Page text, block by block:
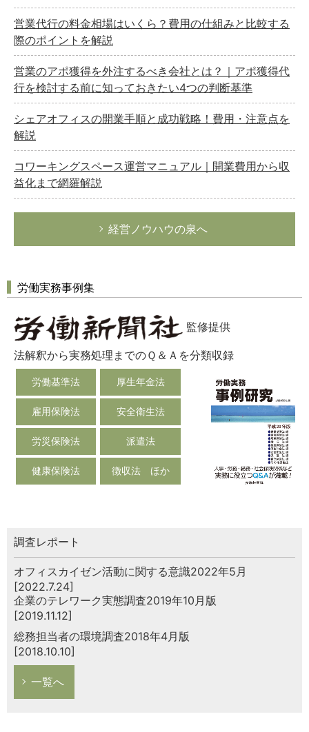
営業代行の料金相場はいくら？費用の仕組みと比較する
際のポイントを解説
営業のアポ獲得を外注するべき会社とは？｜アポ獲得代
行を検討する前に知っておきたい4つの判断基準
シェアオフィスの開業手順と成功戦略！費用・注意点を
解説
コワーキングスペース運営マニュアル｜開業費用から収
益化まで網羅解説
経営ノウハウの泉へ
労働実務事例集
監修提供
法解釈から実務処理までのＱ＆Ａを分類収録
労働基準法 厚生年金法
雇用保険法 安全衛生法
労災保険法 派遣法
健康保険法 徴収法 ほか
調査レポート
オフィスカイゼン活動に関する意識2022年5月
[2022.7.24]
企業のテレワーク実態調査2019年10月版
[2019.11.12]
総務担当者の環境調査2018年4月版
[2018.10.10]
一覧へ